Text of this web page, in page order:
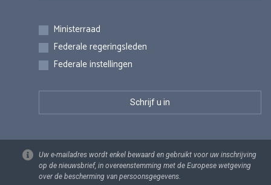
Inschrijvingen
Ministerraad
Federale regeringsleden
Federale instellingen
Uw e-mailadres wordt enkel bewaard en gebruikt voor uw inschrijving
op de nieuwsbrief, in overeenstemming met de Europese wetgeving
over de bescherming van persoonsgegevens.